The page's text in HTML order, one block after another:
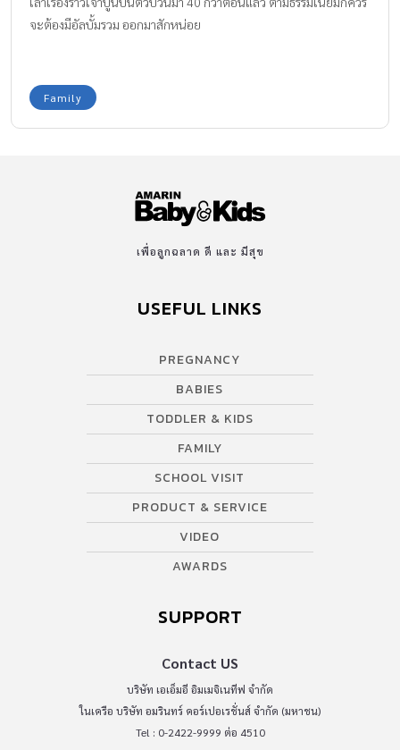
จะต้องมีอัลบั้มรวม ออกมาสักหน่อย
Family
เพื่อลูกฉลาด ดี และ มีสุข
USEFUL LINKS
PREGNANCY
BABIES
TODDLER & KIDS
FAMILY
SCHOOL VISIT
PRODUCT & SERVICE
VIDEO
AWARDS
SUPPORT
Contact US
บริษัท เอเอ็มอี อิมเมจิเนทีฟ จำกัด
ในเครือ บริษัท อมรินทร์ คอร์เปอเรชั่นส์ จำกัด (มหาชน)
Tel : 0-2422-9999 ต่อ 4510